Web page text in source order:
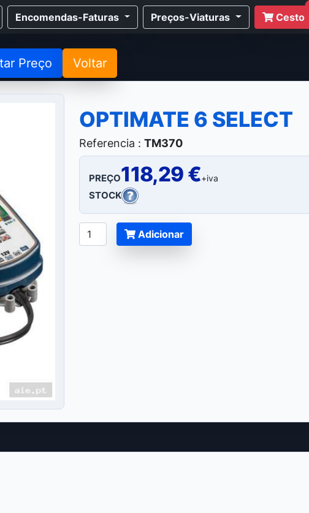
Encomendas-Faturas Preços-Viaturas Cesto
Preço Voltar
OPTIMATE 6 SELECT
Referencia : TM370
PREÇO118,29 €+iva
STOCK
Adicionar